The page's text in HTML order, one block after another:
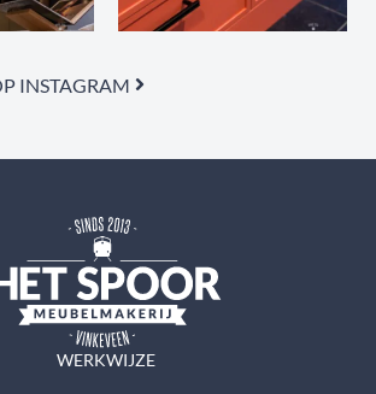
INSTAGRAM
WERKWIJZE